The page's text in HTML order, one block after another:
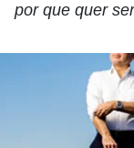
por que quer